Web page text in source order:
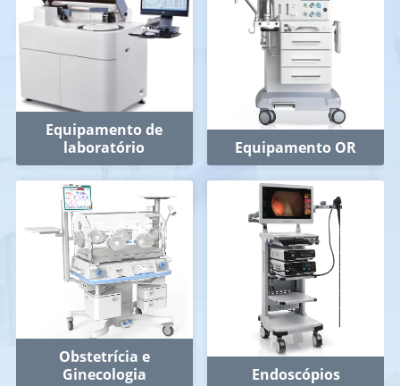
Equipamento de
laboratório
Equipamento OR
Obstetrícia e
Ginecologia
Endoscópios